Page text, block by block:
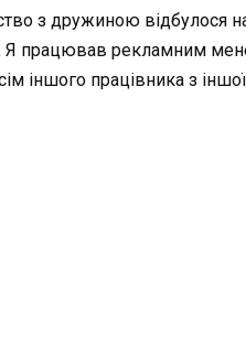
з дружиною відбулося
Я працював рекламним
іншого працівника з